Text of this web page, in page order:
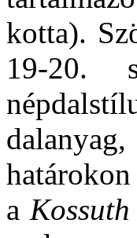
kotta).
19-20.
a